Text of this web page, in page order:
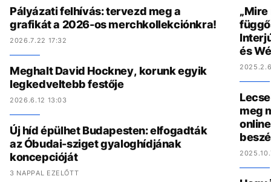
Pályázati felhívás: tervezd meg a
grafikát a 2026-os merchkollekciónkra!
2026.7.22 17:32
Meghalt David Hockney, korunk egyik
legkedveltebb festője
2026.6.12 13:03
Új híd épülhet Budapesten: elfogadták
az Óbudai-sziget gyaloghídjának
koncepcióját
3 NAPPAL EZELŐTT
és
meg